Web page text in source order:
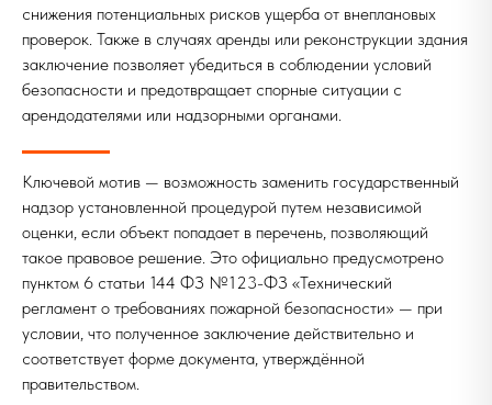
снижения потенциальных рисков ущерба от внеплановых
проверок. Также в случаях аренды или реконструкции здания
заключение позволяет убедиться в соблюдении условий
безопасности и предотвращает спорные ситуации с
арендодателями или надзорными органами.
Ключевой мотив — возможность заменить государственный
надзор установленной процедурой путем независимой
оценки, если объект попадает в перечень, позволяющий
такое правовое решение. Это официально предусмотрено
пунктом 6 статьи 144 ФЗ №123-ФЗ «Технический
регламент о требованиях пожарной безопасности» — при
условии, что полученное заключение действительно и
соответствует форме документа, утверждённой
правительством.